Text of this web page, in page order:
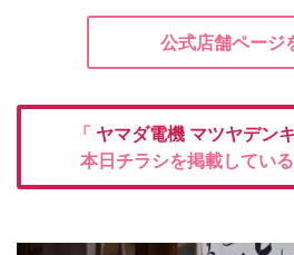
公式店舗ページ
「 ヤマダ電機 マツヤデン
本日チラシを掲載してい